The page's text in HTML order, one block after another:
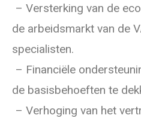
– Versterking van de
de arbeidsmarkt van de
specialisten.
– Financiële
de basisbehoeften te
– Verhoging van het